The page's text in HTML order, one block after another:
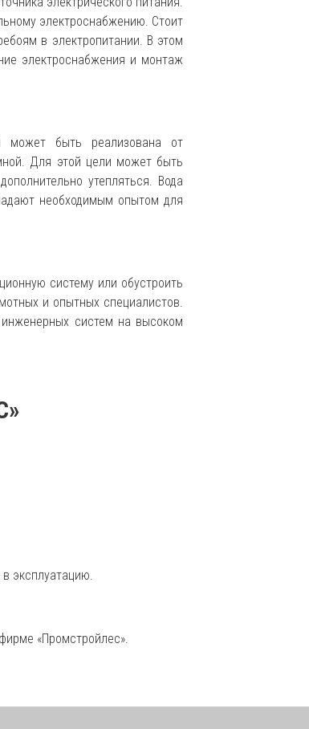
электроснабжению. Стоит
в электропитании. В этом
электроснабжения и монтаж
может быть реализована от
Для этой цели может быть
утепляться. Вода
необходимым опытом для
систему или обустроить
и опытных специалистов.
систем на высоком
эксплуатацию.
«Промстройлес».